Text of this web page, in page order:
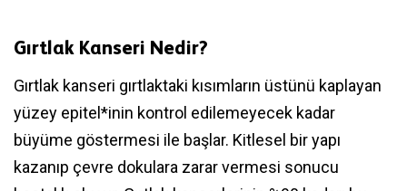
Gırtlak Kanseri Nedir?
Gırtlak kanseri gırtlaktaki kısımların üstünü kaplayan
yüzey epitel*inin kontrol edilemeyecek kadar
büyüme göstermesi ile başlar. Kitlesel bir yapı
kazanıp çevre dokulara zarar vermesi sonucu